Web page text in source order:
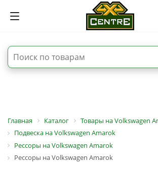
Главная Каталог
Товары на Volkswagen
Подвеска на Volkswagen Amarok
Рессоры на Volkswagen Amarok
Рессоры на Volkswagen Amarok